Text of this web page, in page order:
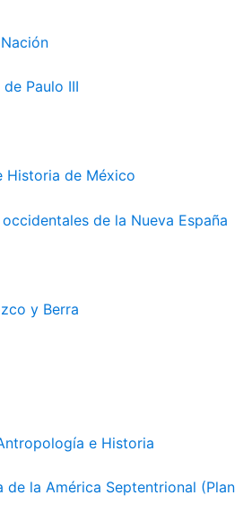
Paulo III
Historia de México
de la Nueva España
y Berra
e Historia
de la América Septentrional (Plan